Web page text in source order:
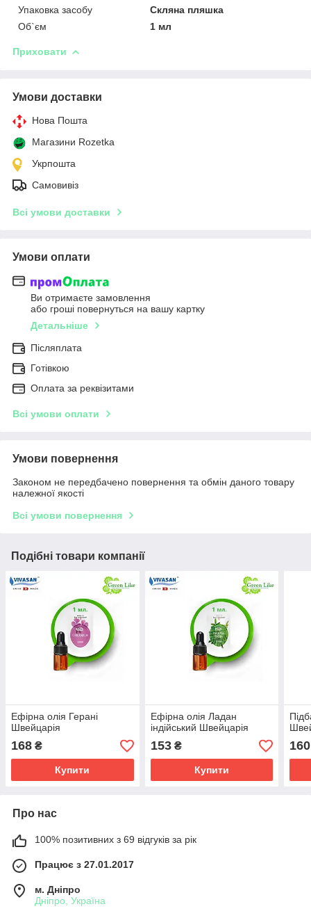
Упаковка засобу
Скляна пляшка
Об`єм
1 мл
Приховати
Умови доставки
Нова Пошта
Магазини Rozetka
Укрпошта
Самовивіз
Всі умови доставки
Умови оплати
Ви отримаєте замовлення
або гроші повернуться на вашу картку
Детальніше
Післяплата
Готівкою
Оплата за реквізитами
Всі умови оплати
Умови повернення
Законом не передбачено повернення та обмін даного товару
належної якості
Всі умови повернення
Подібні товари компанії
Ефірна олія Герані
Швейцарія
168 ₴
Купити
Ефірна олія Ладан
індійський Швейцарія
153₴
Купити
160
Про нас
100% позитивних з 69 відгуків за рік
Працює з 27.01.2017
м. Дніпро
Дніпро, Україна